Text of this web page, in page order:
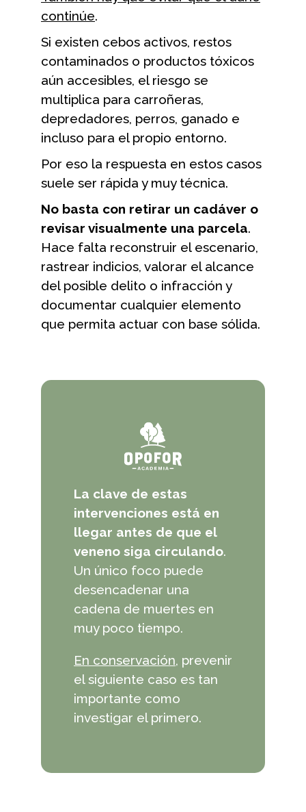
continúe.
Si existen cebos activos, restos
contaminados o productos tóxicos
aún accesibles, el riesgo se
multiplica para carroñeras,
depredadores, perros, ganado e
incluso para el propio entorno.
Por eso la respuesta en estos casos
suele ser rápida y muy técnica.
No basta con retirar un cadáver o
revisar visualmente una parcela.
Hace falta reconstruir el escenario,
rastrear indicios, valorar el alcance
del posible delito o infracción y
documentar cualquier elemento
que permita actuar con base sólida.
La clave de estas
intervenciones está en
llegar antes de que el
veneno siga circulando.
Un único foco puede
desencadenar una
cadena de muertes en
muy poco tiempo.
En conservación, prevenir
el siguiente caso es tan
importante como
investigar el primero.